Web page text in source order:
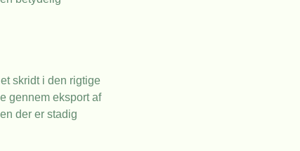
skridt i den rigtige
gennem eksport af
der er stadig